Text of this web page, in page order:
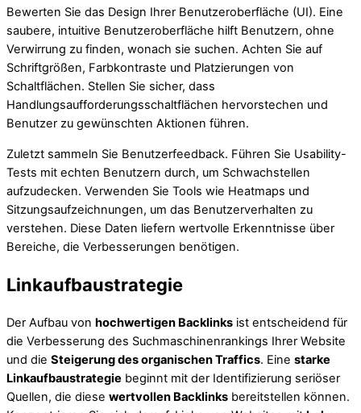
Bewerten Sie das Design Ihrer Benutzeroberfläche (UI). Eine
saubere, intuitive Benutzeroberfläche hilft Benutzern, ohne
Verwirrung zu finden, wonach sie suchen. Achten Sie auf
Schriftgrößen, Farbkontraste und Platzierungen von
Schaltflächen. Stellen Sie sicher, dass
Handlungsaufforderungsschaltflächen hervorstechen und
Benutzer zu gewünschten Aktionen führen.
Zuletzt sammeln Sie Benutzerfeedback. Führen Sie Usability-
Tests mit echten Benutzern durch, um Schwachstellen
aufzudecken. Verwenden Sie Tools wie Heatmaps und
Sitzungsaufzeichnungen, um das Benutzerverhalten zu
verstehen. Diese Daten liefern wertvolle Erkenntnisse über
Bereiche, die Verbesserungen benötigen.
Linkaufbaustrategie
Der Aufbau von hochwertigen Backlinks ist entscheidend für
die Verbesserung des Suchmaschinenrankings Ihrer Website
und die Steigerung des organischen Traffics. Eine starke
Linkaufbaustrategie beginnt mit der Identifizierung seriöser
Quellen, die diese wertvollen Backlinks bereitstellen können.